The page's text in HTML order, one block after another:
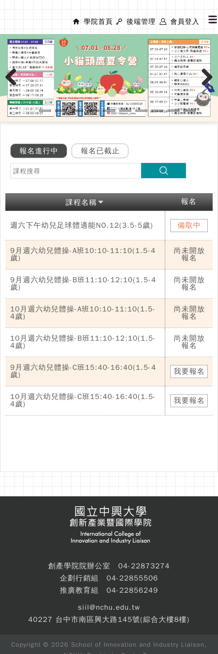
學院首頁 後端管理 會員登入
Previous Next
報名進行中 報名已截止
課程名稱 報名
週六下午幼兒足球體適能NO.12(3.5-5歲) 備取中
9月週六幼兒體操-A班10:10-11:10(1.5-4
歲)
尚未開放
報名
9月週六幼兒體操-B班11:10-12:10(1.5-4
歲)
尚未開放
報名
10月週六幼兒體操-A班10:10-11:10(1.5-
4歲)
尚未開放
報名
10月週六幼兒體操-B班11:10-12:10(1.5-
4歲)
尚未開放
報名
9月週六幼兒體操-C班15:40-16:40(1.5-4
歲)
我要報名
10月週六幼兒體操-C班15:40-16:40(1.5-
4歲)
我要報名
創產學院院辦公室 04-22873274
企劃行銷組 04-22855506
推廣教育組 04-22856249
siil@nchu.edu.tw
40227 台中市南區興大路145號(綜合大樓8樓)
Copyright © 2026 School of Innovation and Industry Liaison,